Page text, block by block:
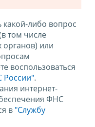
какой-либо вопрос
том числе
органов) или
воспользоваться
России".
интернет-
ФНС
в "Службу